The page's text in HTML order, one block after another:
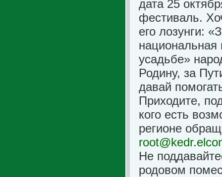
дата 25
фестиваль.
его лозунги:
усадьбе»
Родину, за
давай
Приходите,
кого есть
регионе
Не
родовом